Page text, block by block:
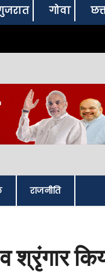
गोवा
राजनीति
श्रृंगार